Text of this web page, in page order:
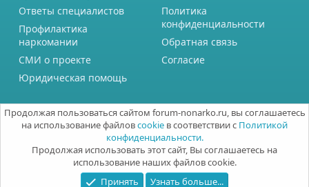
Ответы специалистов
Профилактика
наркомании
СМИ о проекте
Юридическая помощь
Политика
конфиденциальности
Обратная связь
Согласие
Продолжая пользоваться сайтом forum-nonarko.ru, вы соглашаетесь
на использование файловcookie в соответствии с Политикой
конфиденциальности.
Продолжая использовать этот сайт, Вы соглашаетесь на
использование наших файлов cookie.
Принять
Узнать больше...